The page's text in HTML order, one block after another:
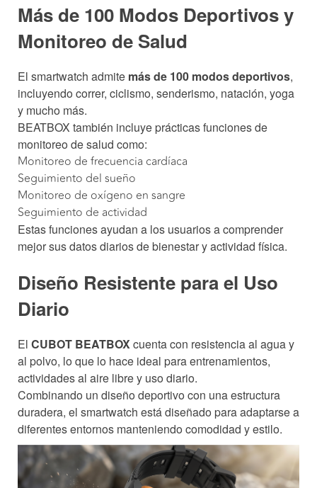
Más de 100 Modos Deportivos y
Monitoreo de Salud
El smartwatch admite más de 100 modos deportivos,
incluyendo correr, ciclismo, senderismo, natación, yoga
y mucho más.
BEATBOX también incluye prácticas funciones de
monitoreo de salud como:
Monitoreo de frecuencia cardíaca
Seguimiento del sueño
Monitoreo de oxígeno en sangre
Seguimiento de actividad
Estas funciones ayudan a los usuarios a comprender
mejor sus datos diarios de bienestar y actividad física.
Diseño Resistente para el Uso
Diario
El CUBOT BEATBOXcuenta con resistencia al agua y
al polvo, lo que lo hace ideal para entrenamientos,
actividades al aire libre y uso diario.
Combinando un diseño deportivo con una estructura
duradera, el smartwatch está diseñado para adaptarse a
diferentes entornos manteniendo comodidad y estilo.